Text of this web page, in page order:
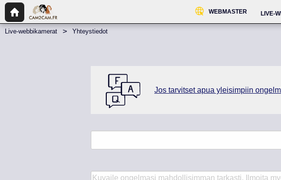
WEBMASTER LIVE-
Live-webbikamerat Yhteystiedot
Jos tarvitset apua yleisimpiin